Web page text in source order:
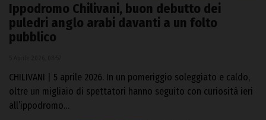
Ippodromo Chilivani, buon debutto dei
puledri anglo arabi davanti a un folto
pubblico
CHILIVANI | 5 aprile 2026. In un pomeriggio soleggiato e caldo,
oltre un migliaio di spettatori hanno seguito con curiosità ieri
all’ippodromo…